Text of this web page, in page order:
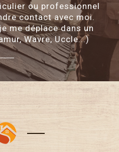
ou professionnel
contact avec moi.
me déplace dans un
Wavre, Uccle...)